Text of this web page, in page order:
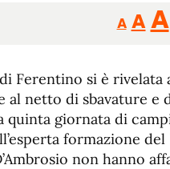
A
Reducir
A
de
A
Ferentino si è
al netto di sbavature
quinta giornata di
formazione
non hanno